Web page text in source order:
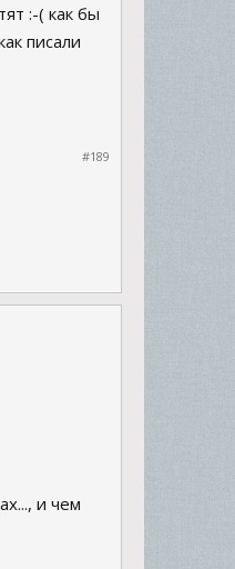
:-( как бы
писали
#189
и чем